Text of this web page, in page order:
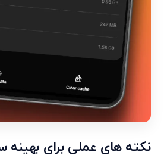
نکته‌ های عملی برای